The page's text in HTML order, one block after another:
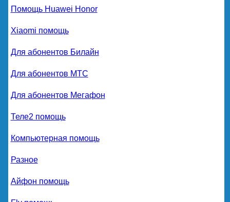
Помощь Huawei Honor
Xiaomi помощь
Для абонентов Билайн
Для абонентов МТС
Для абонентов Мегафон
Теле2 помощь
Компьютерная помощь
Разное
Айфон помощь